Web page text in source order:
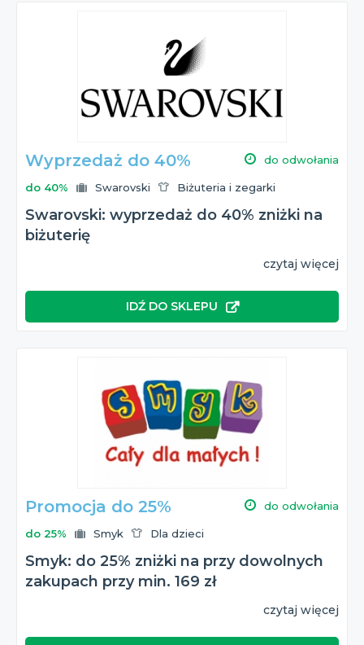
Wyprzedaż do 40% do odwołania
do 40% Swarovski Biżuteria i zegarki
Swarovski: wyprzedaż do 40% zniżki na
biżuterię
czytaj więcej
IDŹ DO SKLEPU
Promocja do 25% do odwołania
do 25% Smyk Dla dzieci
Smyk: do 25% zniżki na przy dowolnych
zakupach przy min. 169 zł
czytaj więcej